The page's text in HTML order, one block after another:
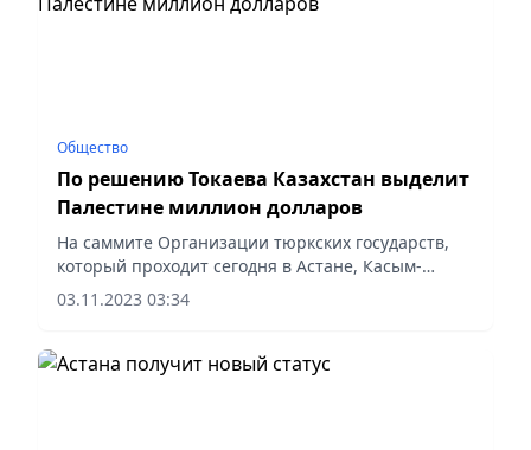
Общество
По решению Токаева Казахстан выделит
Палестине миллион долларов
На саммите Организации тюркских государств,
который проходит сегодня в Астане, Касым-
Жомарт Токаев обозначил одним из направлений
ее деятельности повышение роли медиации
03.11.2023 03:34